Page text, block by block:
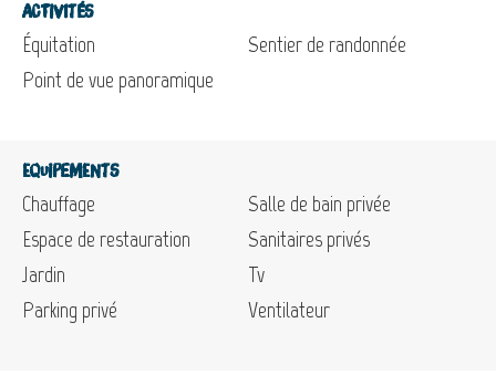
Activités
Équitation
Point de vue panoramique
Sentier de randonnée
Equipements
Chauffage
Espace de restauration
Jardin
Parking privé
Salle de bain privée
Sanitaires privés
Tv
Ventilateur